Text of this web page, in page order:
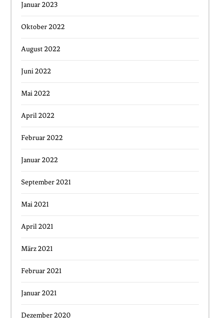
Januar 2023
Oktober 2022
August 2022
Juni 2022
Mai 2022
April 2022
Februar 2022
Januar 2022
September 2021
Mai 2021
April 2021
März 2021
Februar 2021
Januar 2021
Dezember 2020